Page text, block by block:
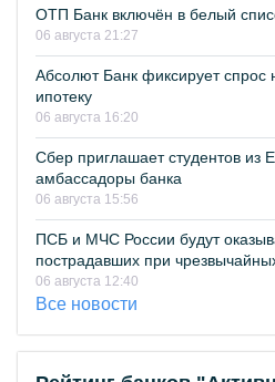
ОТП Банк включён в белый
06 августа 21:27
Абсолют Банк фиксирует спрос
ипотеку
06 августа 16:20
Сбер приглашает студентов из
амбассадоры банка
06 августа 15:56
ПСБ и МЧС России будут
пострадавших при
06 августа 12:40
Все новости